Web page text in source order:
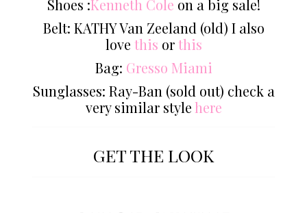
Shoes :Kenneth Cole on a big sale!
Belt: KATHY Van Zeeland (old) I also
love this orthis
Bag: Gresso Miami
Sunglasses: Ray-Ban (sold out) check a
very similar style here
GET THE LOOK